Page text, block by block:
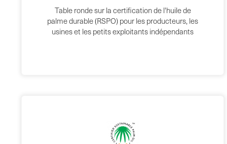
Table ronde sur la certification de l'huile de
palme durable (RSPO) pour les producteurs, les
usines et les petits exploitants indépendants